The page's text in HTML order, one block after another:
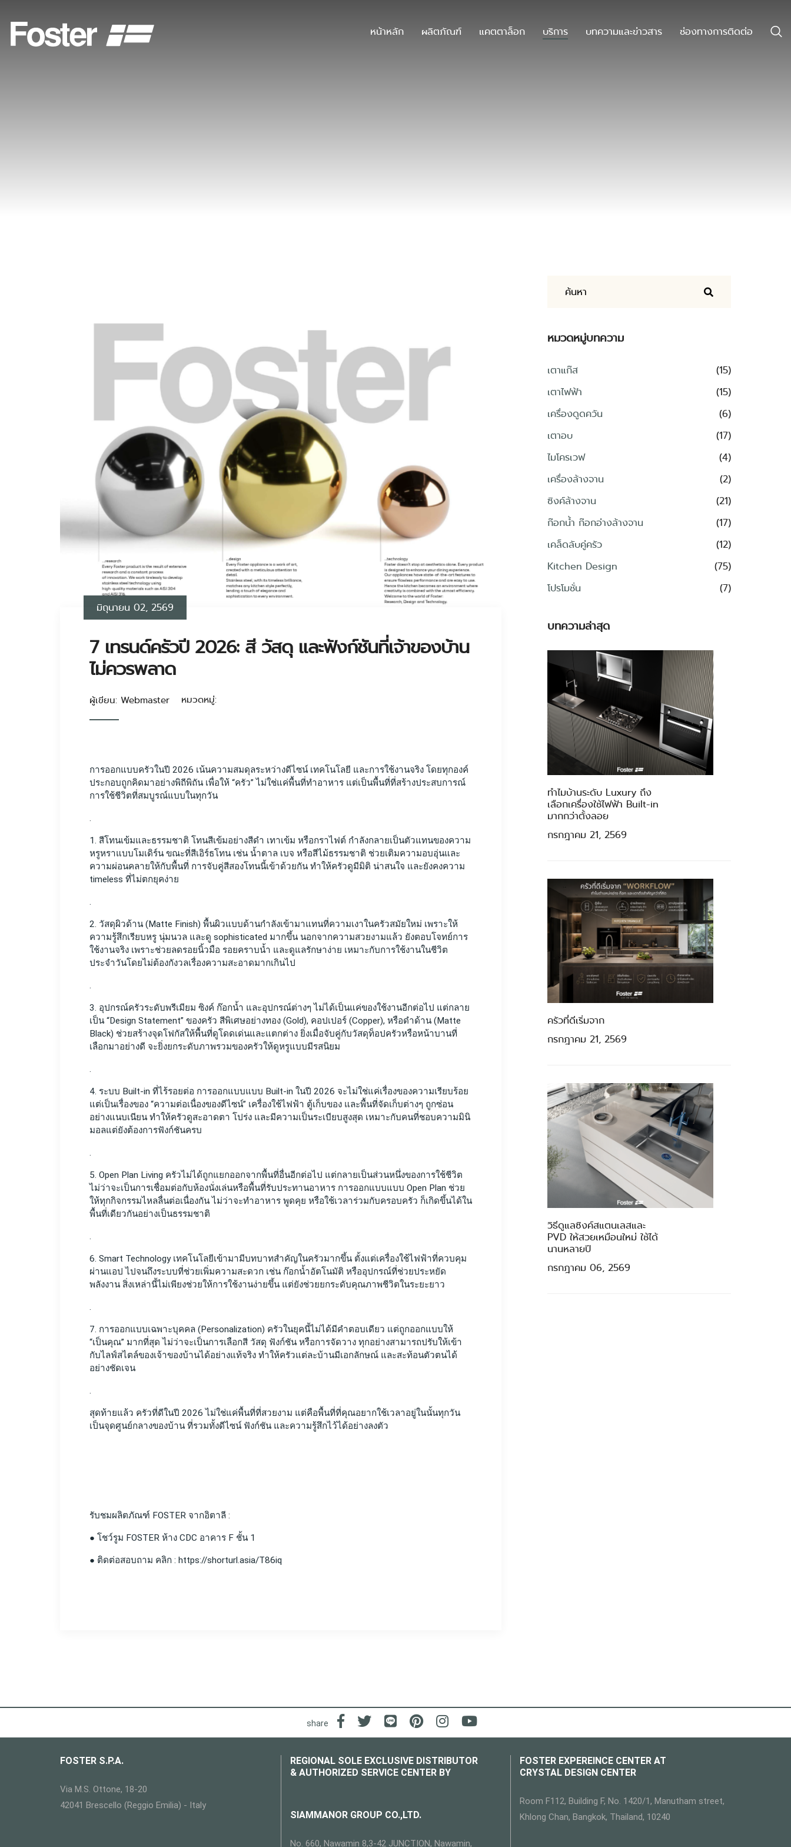
หน้าหลัก ผลิตภัณฑ์ แคตตาล็อก บริการ บทความและข่าวสาร ช่องทางการติดต่อ
มิถุนายน 02, 2569
7 เทรนด์ครัวปี 2026: สี วัสดุ และฟังก์ชันที่เจ้าของบ้าน
ไม่ควรพลาด
ผู้เขียน: Webmaster หมวดหมู่:
การออกแบบครัวในปี 2026 เน้นความสมดุลระหว่างดีไซน์ เทคโนโลยี และการใช้งานจริง โดยทุกองค์
ประกอบถูกคิดมาอย่างพิถีพิถัน เพื่อให้ “ครัว” ไม่ใช่แค่พื้นที่ทำอาหาร แต่เป็นพื้นที่ที่สร้างประสบการณ์
การใช้ชีวิตที่สมบูรณ์แบบในทุกวัน
1. สีโทนเข้มและธรรมชาติ โทนสีเข้มอย่างสีดำ เทาเข้ม หรือกราไฟต์ กำลังกลายเป็นตัวแทนของความ
หรูหราแบบโมเดิร์น ขณะที่สีเอิร์ธโทน เช่น น้ำตาล เบจ หรือสีไม้ธรรมชาติ ช่วยเติมความอบอุ่นและ
ความผ่อนคลายให้กับพื้นที่ การจับคู่สีสองโทนนี้เข้าด้วยกัน ทำให้ครัวดูมีมิติ น่าสนใจ และยังคงความ
timeless ที่ไม่ตกยุคง่าย
2. วัสดุผิวด้าน (Matte Finish) พื้นผิวแบบด้านกำลังเข้ามาแทนที่ความเงาในครัวสมัยใหม่ เพราะให้
ความรู้สึกเรียบหรู นุ่มนวล และดู sophisticated มากขึ้น นอกจากความสวยงามแล้ว ยังตอบโจทย์การ
ใช้งานจริง เพราะช่วยลดรอยนิ้วมือ รอยคราบน้ำ และดูแลรักษาง่าย เหมาะกับการใช้งานในชีวิต
ประจำวันโดยไม่ต้องกังวลเรื่องความสะอาดมากเกินไป
3. อุปกรณ์ครัวระดับพรีเมียม ซิงค์ ก๊อกน้ำ และอุปกรณ์ต่างๆ ไม่ได้เป็นแค่ของใช้งานอีกต่อไป แต่กลาย
เป็น “Design Statement” ของครัว สีพิเศษอย่างทอง (Gold), คอปเปอร์ (Copper), หรือดำด้าน (Matte
Black) ช่วยสร้างจุดโฟกัสให้พื้นที่ดูโดดเด่นและแตกต่าง ยิ่งเมื่อจับคู่กับวัสดุท็อปครัวหรือหน้าบานที่
เลือกมาอย่างดี จะยิ่งยกระดับภาพรวมของครัวให้ดูหรูแบบมีรสนิยม
4. ระบบ Built-in ที่ไร้รอยต่อ การออกแบบแบบ Built-in ในปี 2026 จะไม่ใช่แค่เรื่องของความเรียบร้อย
แต่เป็นเรื่องของ “ความต่อเนื่องของดีไซน์” เครื่องใช้ไฟฟ้า ตู้เก็บของ และพื้นที่จัดเก็บต่างๆ ถูกซ่อน
อย่างแนบเนียน ทำให้ครัวดูสะอาดตา โปร่ง และมีความเป็นระเบียบสูงสุด เหมาะกับคนที่ชอบความมินิ
มอลแต่ยังต้องการฟังก์ชันครบ
5. Open Plan Living ครัวไม่ได้ถูกแยกออกจากพื้นที่อื่นอีกต่อไป แต่กลายเป็นส่วนหนึ่งของการใช้ชีวิต
ไม่ว่าจะเป็นการเชื่อมต่อกับห้องนั่งเล่นหรือพื้นที่รับประทานอาหาร การออกแบบแบบ Open Plan ช่วย
ให้ทุกกิจกรรมไหลลื่นต่อเนื่องกัน ไม่ว่าจะทำอาหาร พูดคุย หรือใช้เวลาร่วมกับครอบครัว ก็เกิดขึ้นได้ใน
พื้นที่เดียวกันอย่างเป็นธรรมชาติ
6. Smart Technology เทคโนโลยีเข้ามามีบทบาทสำคัญในครัวมากขึ้น ตั้งแต่เครื่องใช้ไฟฟ้าที่ควบคุม
ผ่านแอป ไปจนถึงระบบที่ช่วยเพิ่มความสะดวก เช่น ก๊อกน้ำอัตโนมัติ หรืออุปกรณ์ที่ช่วยประหยัด
พลังงาน สิ่งเหล่านี้ไม่เพียงช่วยให้การใช้งานง่ายขึ้น แต่ยังช่วยยกระดับคุณภาพชีวิตในระยะยาว
7. การออกแบบเฉพาะบุคคล (Personalization) ครัวในยุคนี้ไม่ได้มีคำตอบเดียว แต่ถูกออกแบบให้
“เป็นคุณ” มากที่สุด ไม่ว่าจะเป็นการเลือกสี วัสดุ ฟังก์ชัน หรือการจัดวาง ทุกอย่างสามารถปรับให้เข้า
กับไลฟ์สไตล์ของเจ้าของบ้านได้อย่างแท้จริง ทำให้ครัวแต่ละบ้านมีเอกลักษณ์ และสะท้อนตัวตนได้
อย่างชัดเจน
สุดท้ายแล้ว ครัวที่ดีในปี 2026 ไม่ใช่แค่พื้นที่ที่สวยงาม แต่คือพื้นที่ที่คุณอยากใช้เวลาอยู่ในนั้นทุกวัน
เป็นจุดศูนย์กลางของบ้าน ที่รวมทั้งดีไซน์ ฟังก์ชัน และความรู้สึกไว้ได้อย่างลงตัว
รับชมผลิตภัณฑ์ FOSTER จากอิตาลี :
● โชว์รูม FOSTER ห้าง CDC อาคาร F ชั้น 1
● ติดต่อสอบถาม คลิก : https://shorturl.asia/T86iq
หมวดหมู่บทความ
เตาแก๊ส
(15)
เตาไฟฟ้า
(15)
เครื่องดูดควัน
(6)
เตาอบ
(17)
ไมโครเวฟ
(4)
เครื่องล้างจาน
(2)
ซิงค์ล้างจาน
(21)
ก๊อกน้ำ ก๊อกอ่างล้างจาน
(17)
เคล็ดลับคู่ครัว
(12)
Kitchen Design
(75)
โปรโมชั่น
(7)
บทความล่าสุด
ทำไมบ้านระดับ Luxury ถึง
เลือกเครื่องใช้ไฟฟ้า Built-in
มากกว่าตั้งลอย
กรกฎาคม 21, 2569
ครัวที่ดีเริ่มจาก
กรกฎาคม 21, 2569
วิธีดูแลซิงค์สแตนเลสและ
PVD ให้สวยเหมือนใหม่ ใช้ได้
นานหลายปี
กรกฎาคม 06, 2569
share
FOSTER S.P.A.
Via M.S. Ottone, 18-20
42041 Brescello (Reggio Emilia) - Italy
REGIONAL SOLE EXCLUSIVE DISTRIBUTOR
& AUTHORIZED SERVICE CENTER BY
SIAMMANOR GROUP CO.,LTD.
No. 660, Nawamin 8,3-42 JUNCTION, Nawamin,
FOSTER EXPEREINCE CENTER AT
CRYSTAL DESIGN CENTER
Room F112, Building F, No. 1420/1, Manutham street,
Khlong Chan, Bangkok, Thailand, 10240